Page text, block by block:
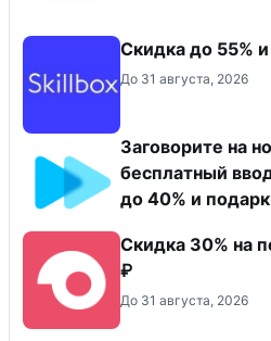
Скидка до 55%
До 31 августа, 2026
Заговорите на
бесплатный
до 40% и
Скидка 30% на
₽
До 31 августа, 2026